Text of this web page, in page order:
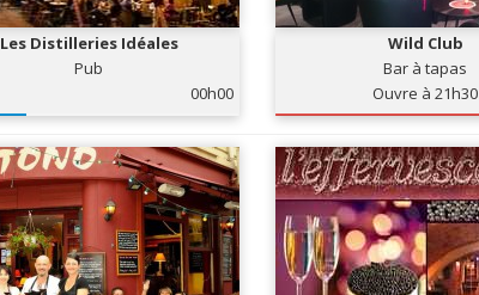
Loisirs
Plages, sports, ...
Services
Tourisme, ...
Les Distilleries Idéales
Pub
00h00
Wild Club
Bar à tapas
Ouvre à 21h30